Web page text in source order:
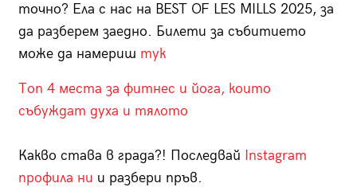
точно? Ела с нас на BEST OF LES MILLS 2025, за
да разберем заедно. Билети за събитието
може да намериш тук
Топ 4 места за фитнес и йога, които
събуждат духа и тялото
Какво става в града?! Последвай Instagram
профила ни и разбери пръв.